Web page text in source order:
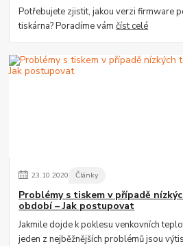
Potřebujete zjistit, jakou verzi firmware
tiskárna? Poradíme vámčíst celé
23.10.2020 Články
Problémy s tiskem v případě
období – Jak postupovat
Jakmile dojde k poklesu venkovních
jeden z nejběžnějších problémů jsou